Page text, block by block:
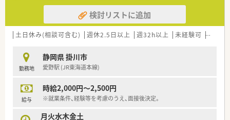
＼ こんな方にお勧め ／
■転居をせず浜松を中心とした静岡市内で長期的な勤務を考え
ている方
■ライフステージに合わせて柔軟な働き方をしたい方
＼ こんな店舗です ／
■掛川店は17時までの勤務で残業もほとんどありません◎
触れる事が出来る環境です。
■週休3日の準社員としての採用も相談できる店舗です。
検討リストに追加
土日休み(相談可含む) 週休2.5日以上 週32h以上 未経験可 ブラン
勤務地
静岡県 掛川市
愛野駅 (JR東海道本線)
給与
時給2,000円～2,500円
※就業条件、経験等を考慮のうえ、面接後決定。
月火水木金土